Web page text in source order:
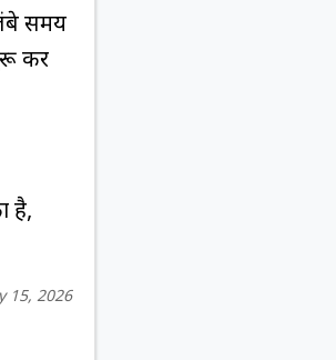
समय
कर
है,
15, 2026